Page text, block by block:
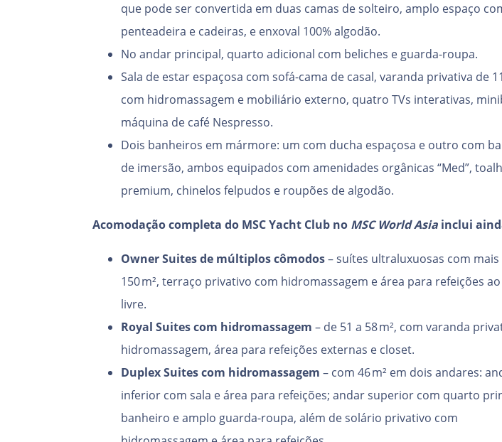
que pode ser convertida em duas camas de solteiro, amplo espaço
penteadeira e cadeiras, e enxoval 100% algodão.
No andar principal, quarto adicional com beliches e guarda-roupa.
Sala de estar espaçosa com sofá-cama de casal, varanda privativa de
com hidromassagem e mobiliário externo, quatro TVs interativas,
máquina de café Nespresso.
Dois banheiros em mármore: um com ducha espaçosa e outro com
de imersão, ambos equipados com amenidades orgânicas “Med”,
premium, chinelos felpudos e roupões de algodão.
Acomodação completa do MSC Yacht Club no MSC World Asia inclui
Owner Suites de múltiplos cômodos– suítes ultraluxuosas com mais
150 m², terraço privativo com hidromassagem e área para refeições
livre.
Royal Suites com hidromassagem – de 51 a 58 m², com varanda
hidromassagem, área para refeições externas e closet.
Duplex Suites com hidromassagem – com 46 m² em dois andares:
inferior com sala e área para refeições; andar superior com quarto
banheiro e amplo guarda-roupa, além de solário privativo com